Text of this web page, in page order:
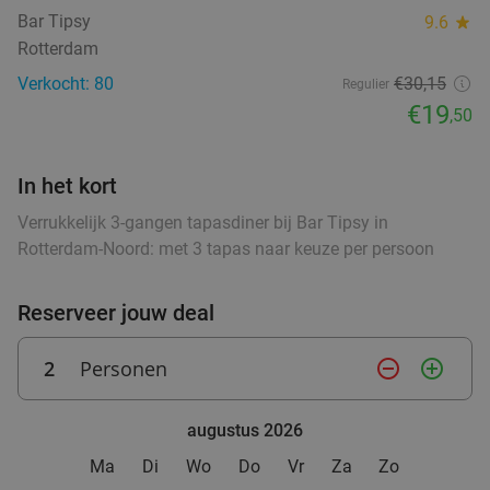
Bar Tipsy 9.6 star
Rotterdam
Verkocht: 80
Regulier €30,15
€19,50
In het kort
Verrukkelijk 3-gangen tapasdiner bij Bar Tipsy in
Rotterdam-Noord: met 3 tapas naar keuze per persoon
Reserveer jouw deal
2 Personen remove_circle_outline add_circle_outline
augustus 2026
Ma
Di Wo Do Vr Za Zo